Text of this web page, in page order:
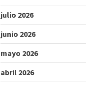
julio 2026
junio 2026
mayo 2026
abril 2026